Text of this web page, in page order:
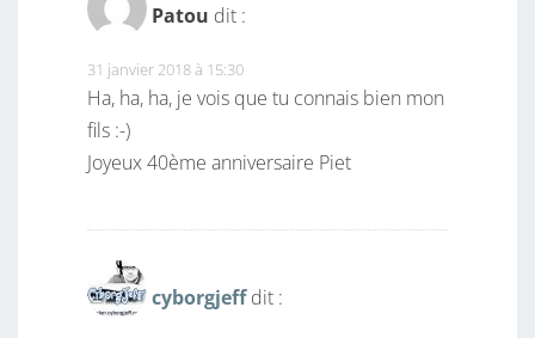
Patou dit :
31 janvier 2018 à 15:30
Ha, ha, ha, je vois que tu connais bien mon
fils :-)
Joyeux 40ème anniversaire Piet
cyborgjeff dit :